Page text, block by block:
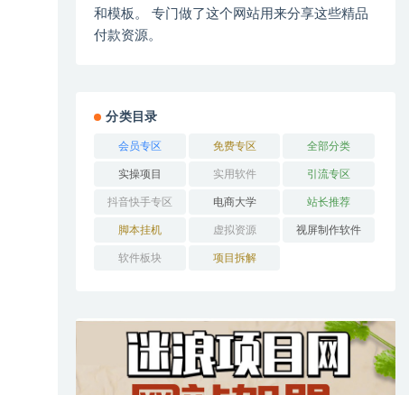
和模板。 专门做了这个网站用来分享这些精品
付款资源。
分类目录
会员专区 免费专区 全部分类
实操项目 实用软件 引流专区
抖音快手专区 电商大学 站长推荐
脚本挂机 虚拟资源 视屏制作软件
软件板块 项目拆解